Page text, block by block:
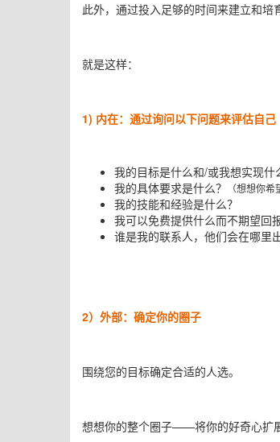
此外，通过投入足够的时间来建立和培
就是这样：
1) 内在： 通过询问以下问题来评估自己
我的目标是什么和/或我想实现什
我的具体要求是什么？
（想想你
我的技能和经验是什么？
我可以免费提供什么而不期望回
谁是我的联系人，他们会在哪里
2）外部： 确定你的圈子
围绕您的目标确定合适的人选。
想想你的整个圈子——将你的好奇心扩